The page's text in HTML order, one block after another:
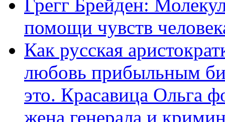
Грегг Брейден:
помощи чувств
Как русская
любовь прибыльным
это. Красавица Ольга
жена генерала и